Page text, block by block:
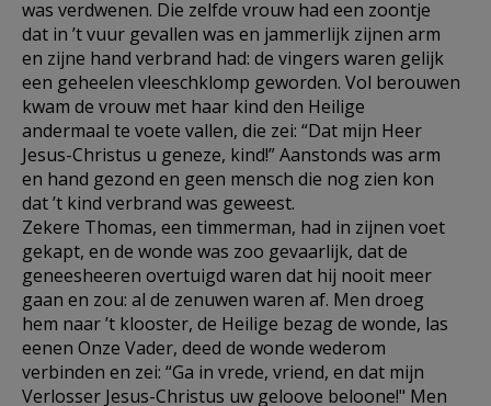
was verdwenen. Die zelfde vrouw had een zoontje
dat in ’t vuur gevallen was en jammerlijk zijnen arm
en zijne hand verbrand had: de vingers waren gelijk
een geheelen vleeschklomp geworden. Vol berouwen
kwam de vrouw met haar kind den Heilige
andermaal te voete vallen, die zei: “Dat mijn Heer
Jesus-Christus u geneze, kind!” Aanstonds was arm
en hand gezond en geen mensch die nog zien kon
dat ’t kind verbrand was geweest.
Zekere Thomas, een timmerman, had in zijnen voet
gekapt, en de wonde was zoo gevaarlijk, dat de
geneesheeren overtuigd waren dat hij nooit meer
gaan en zou: al de zenuwen waren af. Men droeg
hem naar ’t klooster, de Heilige bezag de wonde, las
eenen Onze Vader, deed de wonde wederom
verbinden en zei: “Ga in vrede, vriend, en dat mijn
Verlosser Jesus-Christus uw geloove beloone!" Men